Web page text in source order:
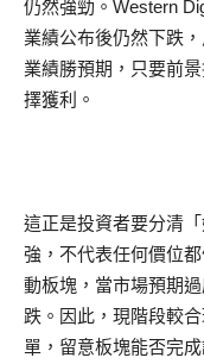
仍然強勁。Western
業績公布後仍然下跌
業績勝預期，只要前
擇獲利。
這正是投資者要分清
強，不代表任何價位
動板塊，當市場預期
跌。因此，現階段較
單，留意板塊能否完